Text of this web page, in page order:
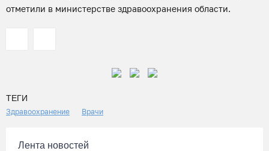
отметили в министерстве здравоохранения области.
ТЕГИ
Здравоохранение Врачи
Лента новостей